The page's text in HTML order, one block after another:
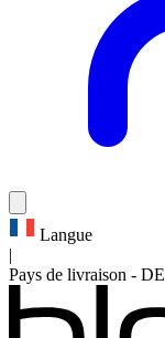
Langue
|
Pays de livraison - DE